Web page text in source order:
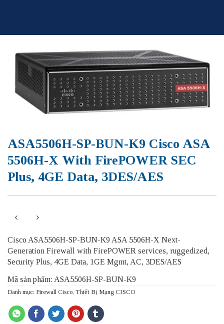
ASA5506H-SP-BUN-K9 Cisco ASA
5506H-X With FirePOWER SEC
Plus, 4GE Data, 3DES/AES
Cisco ASA5506H-SP-BUN-K9 ASA 5506H-X Next-
Generation Firewall with FirePOWER services, ruggedized,
Security Plus, 4GE Data, 1GE Mgmt, AC, 3DES/AES
Mã sản phẩm: ASA5506H-SP-BUN-K9
Danh mục: Firewall Cisco, Thiết Bị Mạng CISCO